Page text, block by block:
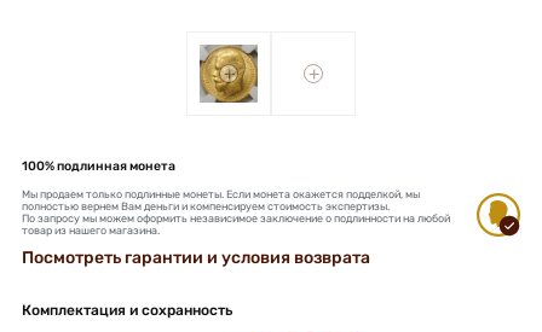
+ +
100% подлинная монета
Мы продаем только подлинные монеты. Если монета окажется подделкой, мы
полностью вернем Вам деньги и компенсируем стоимость экспертизы.
По запросу мы можем оформить независимое заключение о подлинности на любой
товар из нашего магазина.
Посмотреть гарантии и условия возврата
Комплектация и сохранность